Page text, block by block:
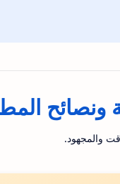
والمجهود.